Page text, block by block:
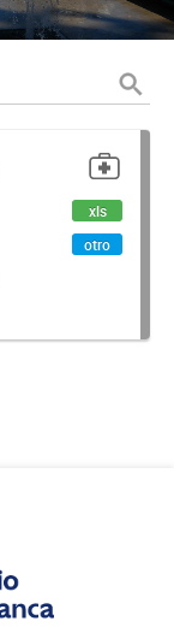
xls
otro